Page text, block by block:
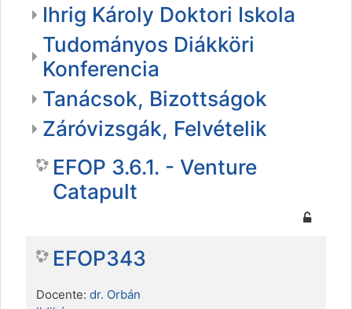
Ihrig Károly Doktori Iskola
Tudományos Diákköri
Konferencia
Tanácsok, Bizottságok
Záróvizsgák, Felvételik
EFOP 3.6.1. - Venture
Catapult
EFOP343
Docente: dr. Orbán